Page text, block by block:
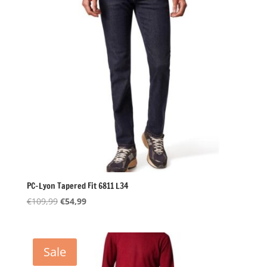
PC-Lyon Tapered Fit 6811 L34
€109,99 Oorspronkelijke
€109,99.
€54,99Huidige
€54,99.
Sale